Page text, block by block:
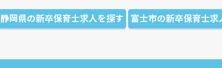
静岡県の新卒保育士求人を探す 富士市の新卒保育士求